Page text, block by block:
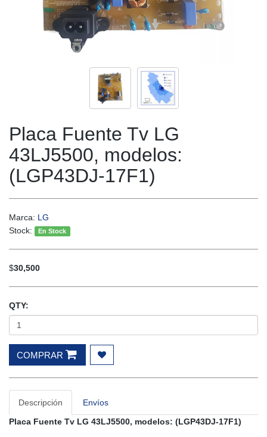
Placa Fuente Tv LG
43LJ5500, modelos:
(LGP43DJ-17F1)
Marca: LG
Stock:
En Stock
$30,500
QTY:
COMPRAR
Descripción
Envíos
Placa Fuente Tv LG 43LJ5500, modelos: (LGP43DJ-17F1)